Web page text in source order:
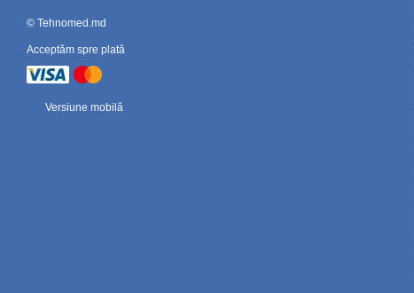
© Tehnomed.md
Acceptăm spre plată
Versiune mobilă